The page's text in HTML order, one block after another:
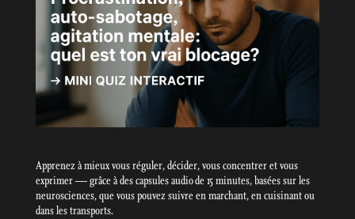
Apprenez à mieux vous réguler, décider, vous concentrer et vous
exprimer — grâce à des capsules audio de 15 minutes, basées sur les
neurosciences, que vous pouvez suivre en marchant, en cuisinant ou
dans les transports.